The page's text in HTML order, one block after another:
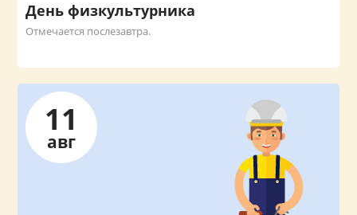
День физкультурника
Отмечается послезавтра.
11
авг